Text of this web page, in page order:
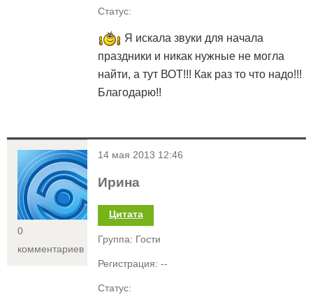
Статус:
Я искала звуки для начала
праздники и никак нужные не могла
найти, а тут ВОТ!!! Как раз то что надо!!!
Благодарю!!
<
0
комментариев
14 мая 2013 12:46
Ирина
Цитата
Группа: Гости
Регистрация: --
Статус: